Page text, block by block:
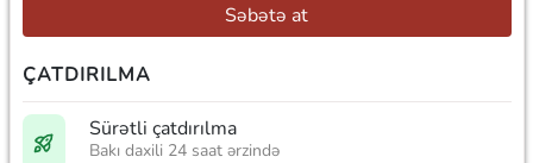
Səbətə at
ÇATDIRILMA
Sürətli çatdırılma
Bakı daxili 24 saat ərzində